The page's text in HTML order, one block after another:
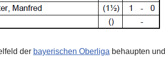
der bayerischen Oberliga behaupten und